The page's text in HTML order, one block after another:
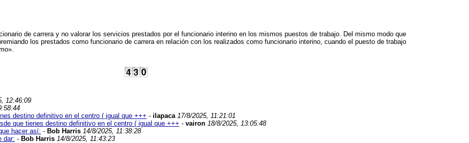
de carrera y no valorar los servicios prestados por el funcionario interino en los mismos puestos de trabajo. Del mismo modo que
los prestados como funcionario de carrera en relación con los realizados como funcionario interino, cuando el puesto de trabajo
12:46:09
destino definitivo en el centro ( igual que +++ - ilapaca 17/8/2025, 11:21:01
que tienes destino definitivo en el centro ( igual que +++ - vairon 18/8/2025, 13:05:48
hacer así: - Bob Harris 14/8/2025, 11:38:28
dar: - Bob Harris 14/8/2025, 11:43:23